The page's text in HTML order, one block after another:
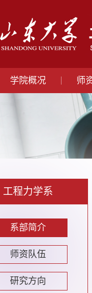
学院概况 师
工程力学系
系部简介
师资队伍
研究方向